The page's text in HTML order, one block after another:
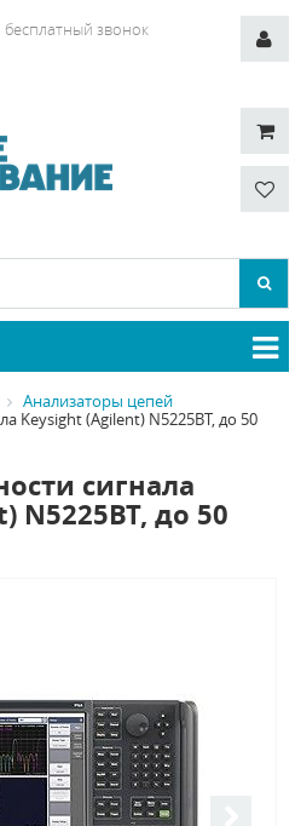
бесплатный звонок
Анализаторы цепей
Keysight (Agilent) N5225BT, до 50
сигнала
N5225BT, до 50